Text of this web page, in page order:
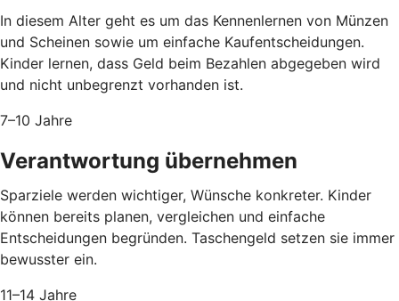
In diesem Alter geht es um das Kennenlernen von Münzen
und Scheinen sowie um einfache Kaufentscheidungen.
Kinder lernen, dass Geld beim Bezahlen abgegeben wird
und nicht unbegrenzt vorhanden ist.
7–10 Jahre
Verantwortung übernehmen
Sparziele werden wichtiger, Wünsche konkreter. Kinder
können bereits planen, vergleichen und einfache
Entscheidungen begründen. Taschengeld setzen sie immer
bewusster ein.
11–14 Jahre